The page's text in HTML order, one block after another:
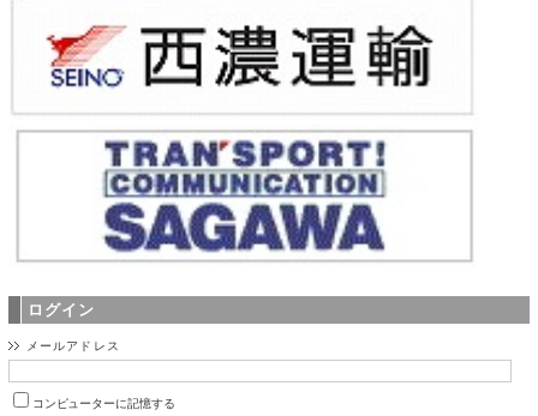
ログイン
メールアドレス
コンピューターに記憶する